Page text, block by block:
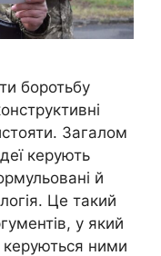
боротьбу
Загалом
керують
й
Це такий
у який
керуються ними